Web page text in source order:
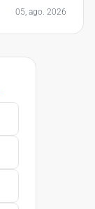
05, ago. 2026